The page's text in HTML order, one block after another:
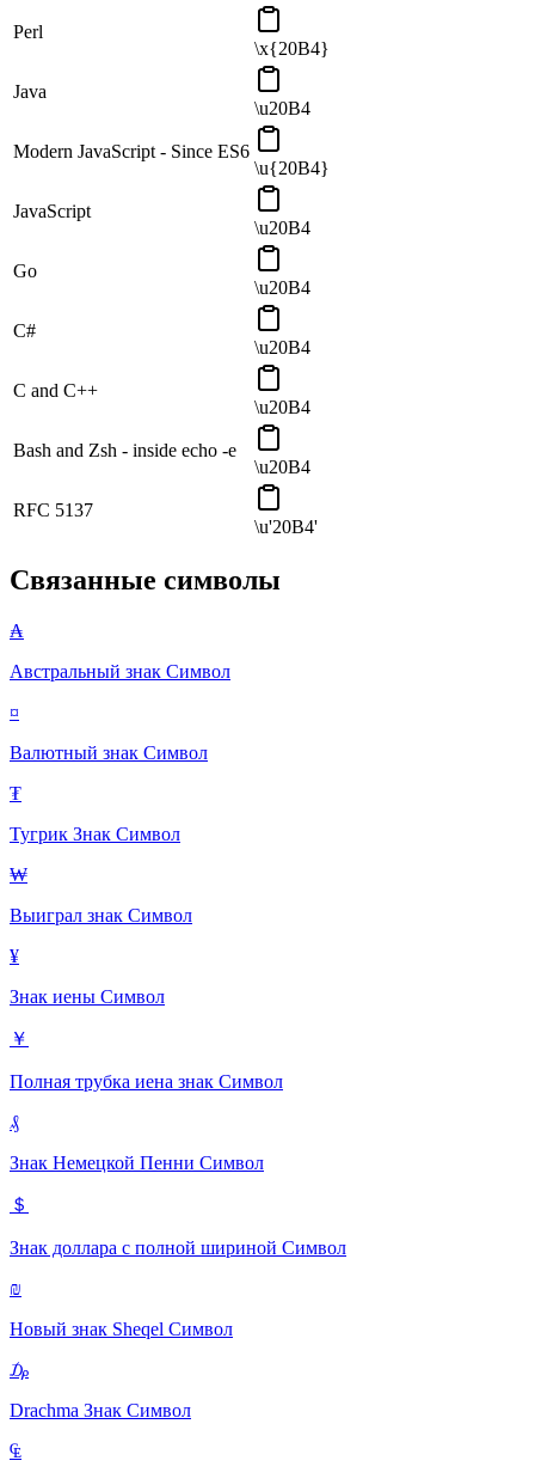
Perl
\x{20B4}
Java
\u20B4
Modern JavaScript - Since ES6
\u{20B4}
JavaScript
\u20B4
Go
\u20B4
C#
\u20B4
C and C++
\u20B4
Bash and Zsh - inside echo -e
\u20B4
RFC 5137
\u'20B4'
Связанные символы
₳
Австральный знак Символ
¤
Валютный знак Символ
₮
Тугрик Знак Символ
₩
Выиграл знак Символ
¥
Знак иены Символ
￥
Полная трубка иена знак Символ
₰
Знак Немецкой Пенни Символ
＄
Знак доллара с полной шириной Символ
₪
Новый знак Sheqel Символ
₯
Drachma Знак Символ
₠